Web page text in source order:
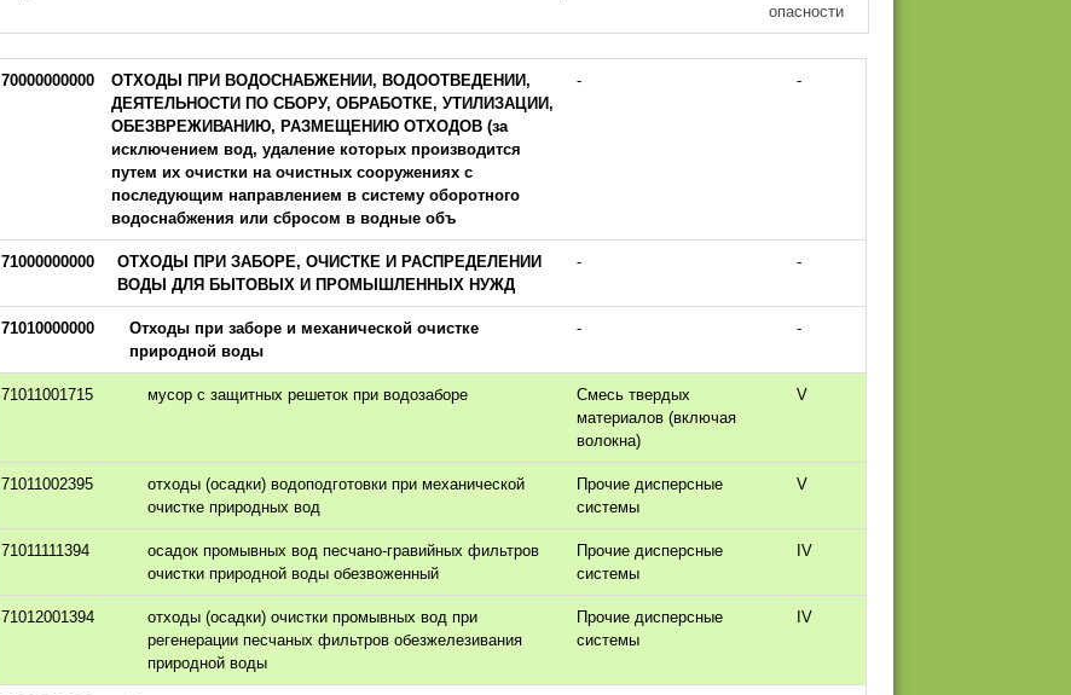
опасности
70000000000
ОТХОДЫ ПРИ ВОДОСНАБЖЕНИИ, ВОДООТВЕДЕНИИ,
ДЕЯТЕЛЬНОСТИ ПО СБОРУ, ОБРАБОТКЕ, УТИЛИЗАЦИИ,
ОБЕЗВРЕЖИВАНИЮ, РАЗМЕЩЕНИЮ ОТХОДОВ (за
исключением вод, удаление которых производится
путем их очистки на очистных сооружениях с
последующим направлением в систему оборотного
водоснабжения или сбросом в водные объ
- -
71000000000
ОТХОДЫ ПРИ ЗАБОРЕ, ОЧИСТКЕ И РАСПРЕДЕЛЕНИИ
ВОДЫ ДЛЯ БЫТОВЫХ И ПРОМЫШЛЕННЫХ НУЖД
- -
71010000000
Отходы при заборе и механической очистке
природной воды
- -
71011001715 мусор с защитных решеток при водозаборе
Смесь твердых
материалов (включая
волокна)
V
71011002395
отходы (осадки) водоподготовки при механической
очистке природных вод
Прочие дисперсные
системы
V
71011111394
осадок промывных вод песчано-гравийных фильтров
очистки природной воды обезвоженный
Прочие дисперсные
системы
IV
71012001394
отходы (осадки) очистки промывных вод при
регенерации песчаных фильтров обезжелезивания
природной воды
Прочие дисперсные
системы
IV